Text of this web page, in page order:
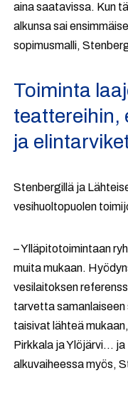
aina saatavissa. Kun
alkunsa sai
sopimusmalli,
Toiminta
teattereihin,
ja
Stenbergillä ja
vesihuoltopuolen
– Ylläpitotoimintaan
muita mukaan.
vesilaitoksen
tarvetta
taisivat lähteä
Pirkkala ja Ylöjärvi...
alkuvaiheessa myös,